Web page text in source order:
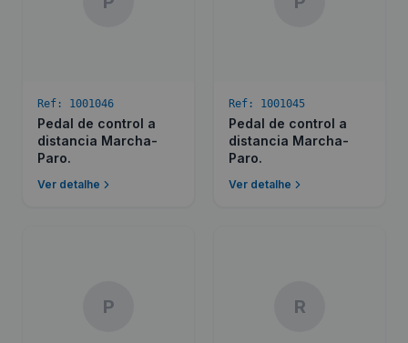
Ref: 1001046
Pedal de control a
distancia Marcha-
Paro.
Ver detalhe
Ref: 1001045
Pedal de control a
distancia Marcha-
Paro.
Ver detalhe
P R